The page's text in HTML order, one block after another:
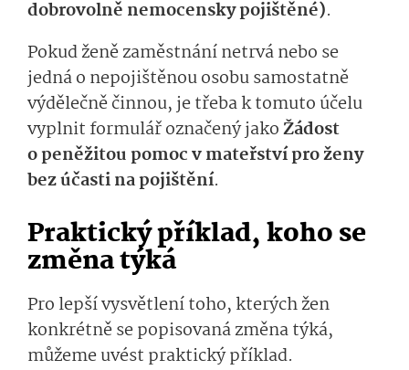
dobrovolně nemocensky pojištěné).
Pokud ženě zaměstnání netrvá nebo se
jedná o nepojištěnou osobu samostatně
výdělečně činnou, je třeba k tomuto účelu
vyplnit formulář označený jakoŽádost
o peněžitou pomoc v mateřství pro ženy
bez účasti na pojištění.
Praktický příklad, koho se
změna týká
Pro lepší vysvětlení toho, kterých žen
konkrétně se popisovaná změna týká,
můžeme uvést praktický příklad.